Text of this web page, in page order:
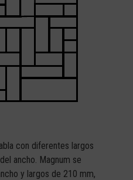
con diferentes largos
ancho. Magnum se
y largos de 210 mm,